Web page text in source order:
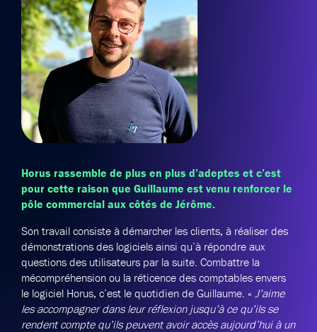
Horus rassemble de plus en plus d’adeptes et c’est
pour cette raison que Guillaume est venu renforcer le
pôle commercial aux côtés de Jérôme.
Son travail consiste à démarcher les clients, à réaliser des
démonstrations des logiciels ainsi qu’à répondre aux
questions des utilisateurs par la suite. Combattre la
mécompréhension ou la réticence des comptables envers
le logiciel Horus, c’est le quotidien de Guillaume. « J’aime
les accompagner dans leur réflexion jusqu’à ce qu’ils se
rendent compte qu’ils peuvent avoir accès aujourd’hui à un